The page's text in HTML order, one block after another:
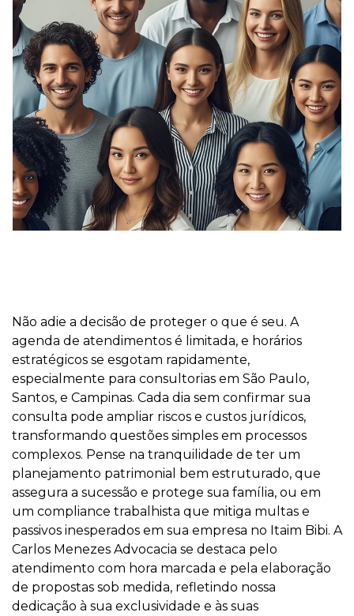
Não adie a decisão de proteger o que é seu. A
agenda de atendimentos é limitada, e horários
estratégicos se esgotam rapidamente,
especialmente para consultorias em São Paulo,
Santos, e Campinas. Cada dia sem confirmar sua
consulta pode ampliar riscos e custos jurídicos,
transformando questões simples em processos
complexos. Pense na tranquilidade de ter um
planejamento patrimonial bem estruturado, que
assegura a sucessão e protege sua família, ou em
um compliance trabalhista que mitiga multas e
passivos inesperados em sua empresa no Itaim Bibi. A
Carlos Menezes Advocacia se destaca pelo
atendimento com hora marcada e pela elaboração
de propostas sob medida, refletindo nossa
dedicação à sua exclusividade e às suas